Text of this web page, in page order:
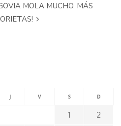
MOLA MUCHO. MÁS
J V S D
1
2